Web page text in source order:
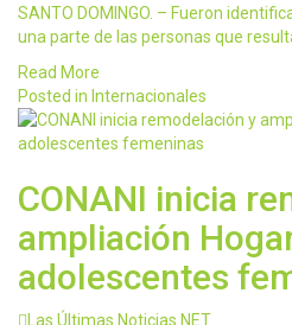
SANTO DOMINGO. – Fueron
una parte de las personas que
Read More
Posted in Internacionales
CONANI inicia
ampliación
adolescentes
Las Últimas Noticias NET